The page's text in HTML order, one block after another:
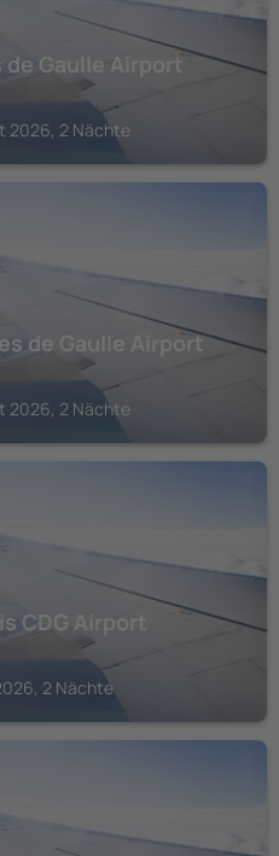
Gaulle Airport
2026, 2 Nächte
de Gaulle Airport
2026, 2 Nächte
CDG Airport
2 Nächte